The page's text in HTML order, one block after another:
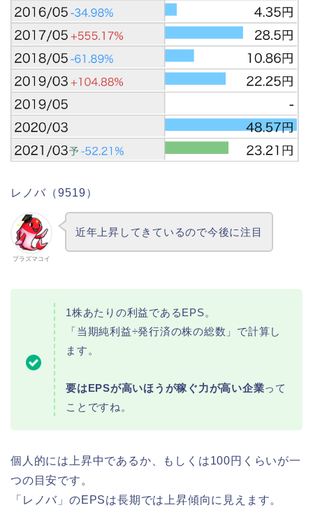
レノバ（9519）
プラズマコイ
近年上昇してきているので今後に注目
1株あたりの利益であるEPS。
「当期純利益÷発行済の株の総数」で計算し
ます。
要はEPSが高いほうが稼ぐ力が高い企業って
ことですね。
個人的には上昇中であるか、もしくは100円くらいが一
つの目安です。
「レノバ」のEPSは長期では上昇傾向に見えます。